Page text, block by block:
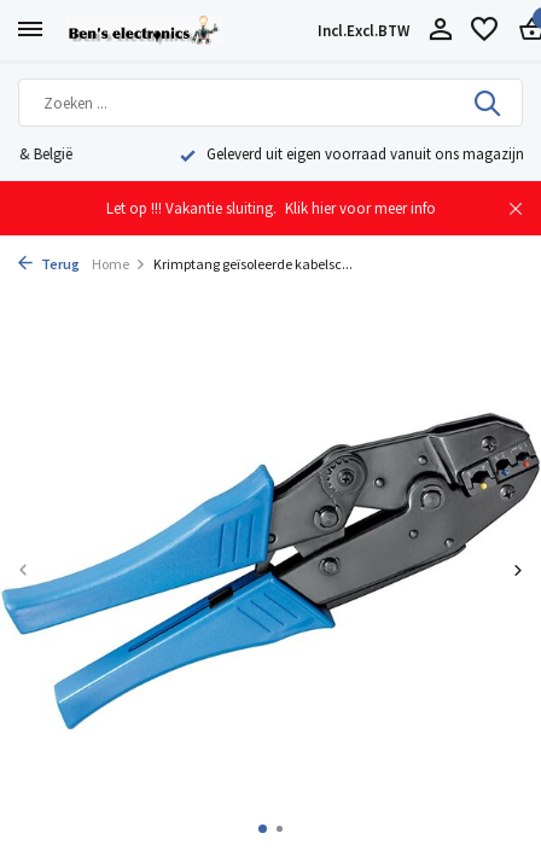
Incl.Excl.BTW
Geleverd uit eigen voorraad vanuit ons magazijn in Nederland
Let op !!! Vakantie sluiting. Klik hier voor meer info
Terug Home Krimptang geïsoleerde kabelsc...